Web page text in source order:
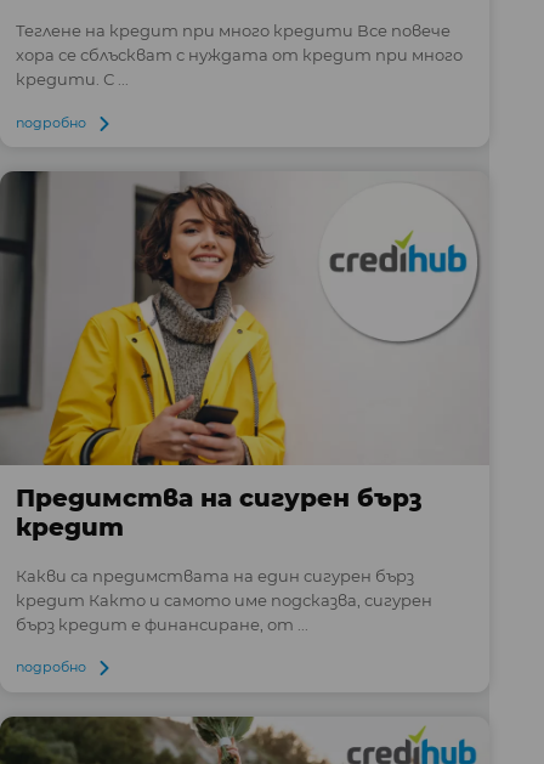
Теглене на кредит при много кредити Все повече
хора се сблъскват с нуждата от кредит при много
кредити. С ...
подробно
Предимства на сигурен бърз
кредит
Какви са предимствата на един сигурен бърз
кредит Както и самото име подсказва, сигурен
бърз кредит е финансиране, от ...
подробно